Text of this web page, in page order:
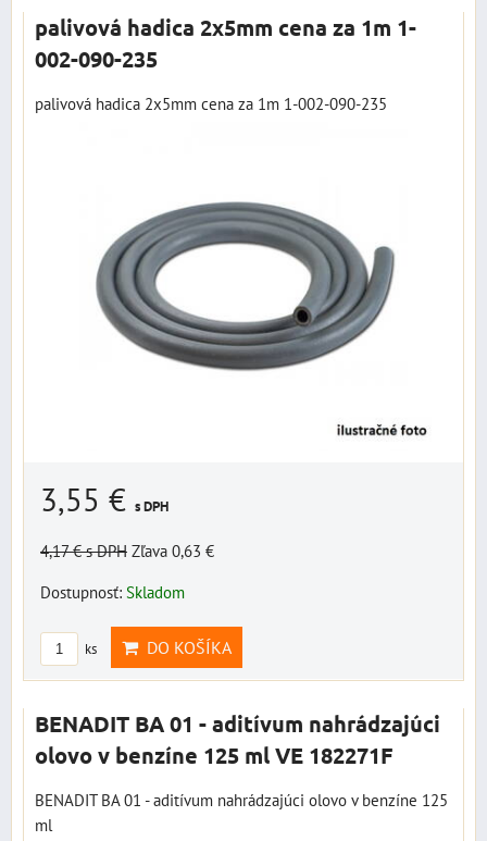
palivová hadica 2x5mm cena za 1m 1-
002-090-235
palivová hadica 2x5mm cena za 1m 1-002-090-235
3,55 € s DPH
4,17 €s DPH Zľava 0,63 €
Dostupnosť: Skladom
ks DO KOŠÍKA
BENADIT BA 01 - aditívum nahrádzajúci
olovo v benzíne 125 ml VE 182271F
BENADIT BA 01 - aditívum nahrádzajúci olovo v benzíne 125
ml